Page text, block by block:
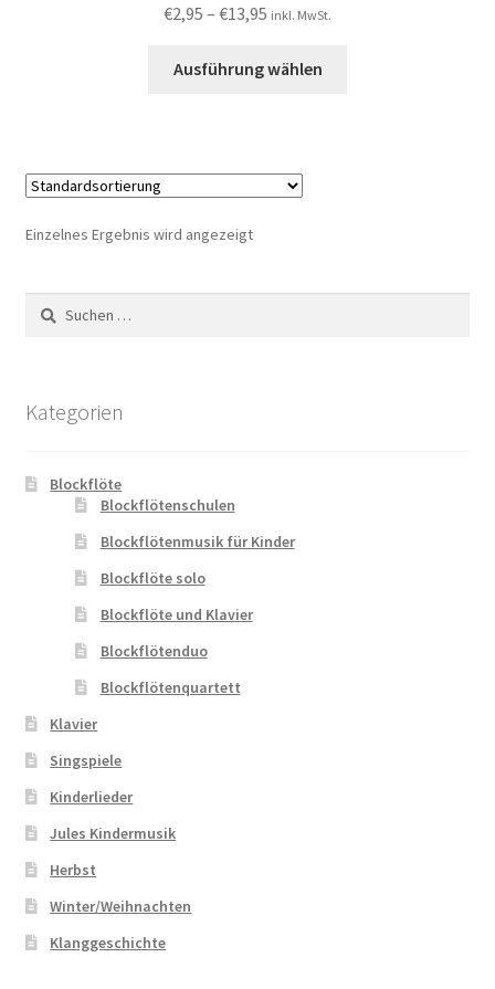
€2,95 – €13,95 inkl. MwSt.
Ausführung wählen
Einzelnes Ergebnis wird angezeigt
Suchen
nach:
Kategorien
Blockflöte
Blockflötenschulen
Blockflötenmusik für Kinder
Blockflöte solo
Blockflöte und Klavier
Blockflötenduo
Blockflötenquartett
Klavier
Singspiele
Kinderlieder
Jules Kindermusik
Herbst
Winter/Weihnachten
Klanggeschichte